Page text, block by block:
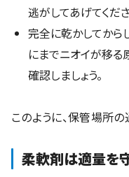
逃がしてあげてくださ
完全に乾かしてから
にまでニオイが移る
確認しましょう。
このように、保管場所の
柔軟剤は適量を